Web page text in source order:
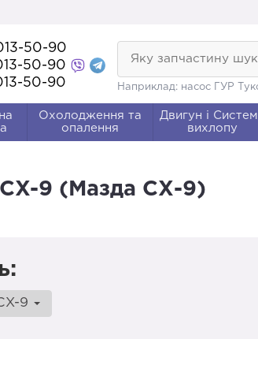
50-90
50-90
50-90
Яку запчастину
Наприклад: насос ГУР
Охолодження та
опалення
Двигун і
вихлопу
CX-9 (Мазда СХ-9)
9